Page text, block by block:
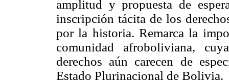
amplitud y propuesta de
inscripción tácita de los
por la historia. Remarca la
comunidad afroboliviana,
derechos aún carecen de
Estado Plurinacional de Bolivia.